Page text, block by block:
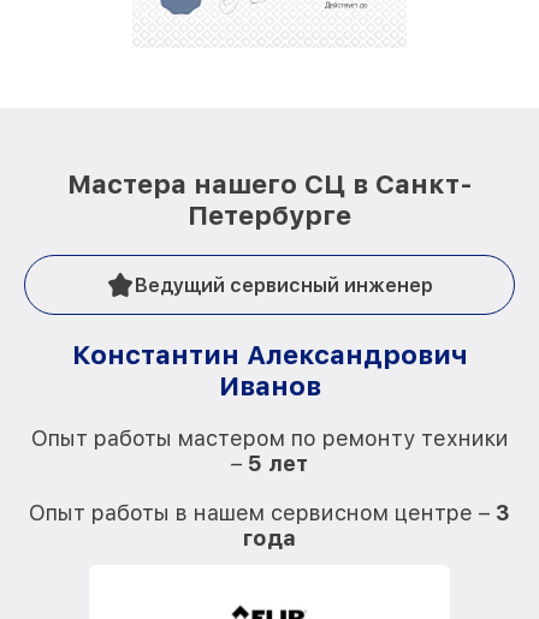
Мастера нашего СЦ в Санкт-
Петербурге
Ведущий сервисный инженер
Константин Александрович
Иванов
Опыт работы мастером по ремонту техники
– 5 лет
Опыт работы в нашем сервисном центре – 3
года